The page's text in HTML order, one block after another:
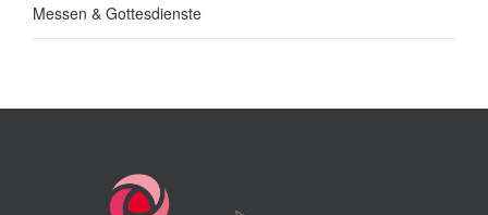
Messen & Gottesdienste